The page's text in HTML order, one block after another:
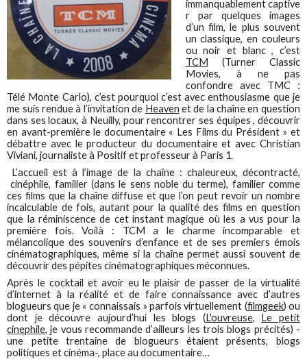
immanquablement captive
r par quelques images
d’un film, le plus souvent
un classique, en couleurs
ou noir et blanc , c’est
TCM (Turner Classic
Movies, à ne pas
confondre avec TMC :
Télé Monte Carlo), c’est pourquoi c’est avec enthousiasme que je
me suis rendue à l’invitation de Heaven et de la chaîne en question
dans ses locaux, à Neuilly, pour rencontrer ses équipes , découvrir
en avant-première le documentaire « Les Films du Président » et
débattre avec le producteur du documentaire et avec Christian
Viviani, journaliste à Positif et professeur à Paris 1.
L’accueil est à l’image de la chaîne : chaleureux, décontracté,
cinéphile, familier (dans le sens noble du terme), familier comme
ces films que la chaîne diffuse et que l’on peut revoir un nombre
incalculable de fois, autant pour la qualité des films en question
que la réminiscence de cet instant magique où les a vus pour la
première fois. Voilà : TCM a le charme incomparable et
mélancolique des souvenirs d’enfance et de ses premiers émois
cinématographiques, même si la chaîne permet aussi souvent de
découvrir des pépites cinématographiques méconnues.
Après le cocktail et avoir eu le plaisir de passer de la virtualité
d’internet à la réalité et de faire connaissance avec d’autres
blogueurs que je « connaissais » parfois virtuellement (filmgeek) ou
dont je découvre aujourd’hui les blogs (L'ouvreuse, Le petit
cinephile, je vous recommande d’ailleurs les trois blogs précités) -
une petite trentaine de blogueurs étaient présents, blogs
politiques et cinéma-, place au documentaire…